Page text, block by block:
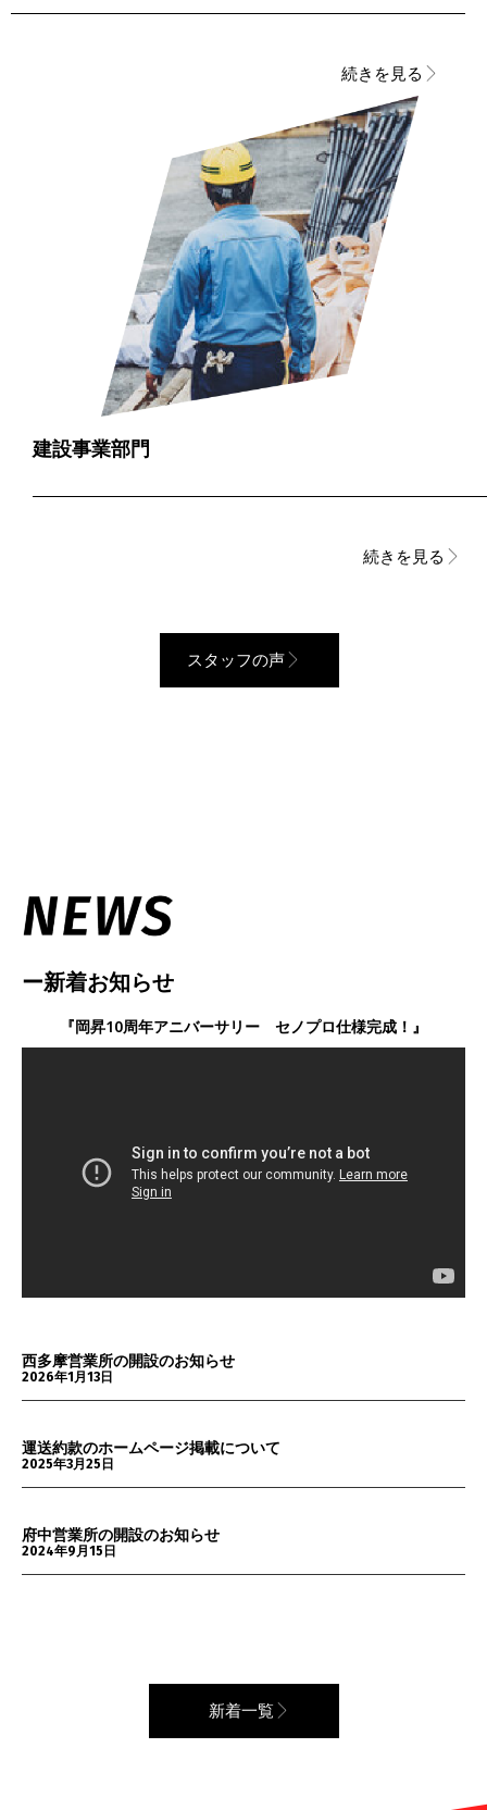
続きを見る
建設事業部門
続きを見る
スタッフの声
ー新着お知らせ
『岡昇10周年アニバーサリー セノプロ仕様完成！』
西多摩営業所の開設のお知らせ
2026年1月13日
運送約款のホームページ掲載について
2025年3月25日
府中営業所の開設のお知らせ
2024年9月15日
新着一覧